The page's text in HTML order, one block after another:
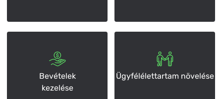
Bevételek
kezelése
Ügyfélélettartam növelése